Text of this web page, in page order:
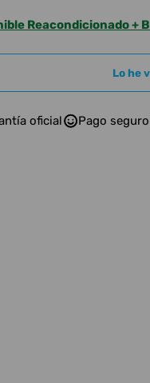
Reacondicionado +
Lo he
oficial Pago seguro